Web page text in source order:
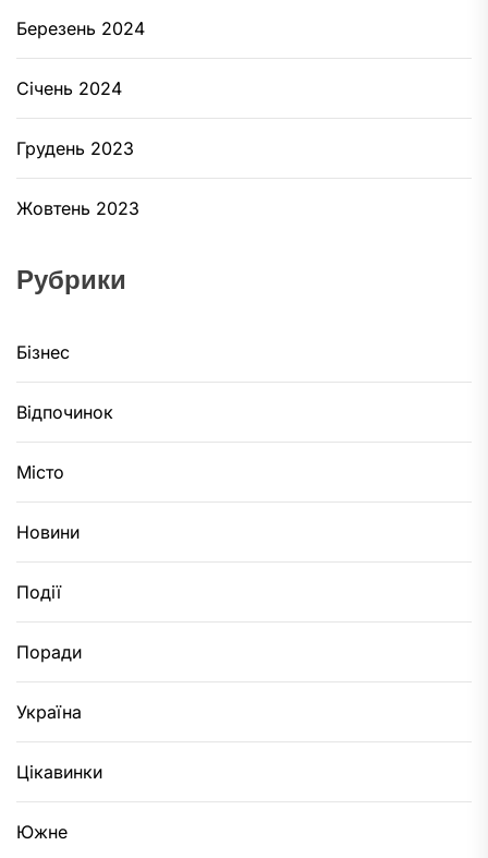
Березень 2024
Січень 2024
Грудень 2023
Жовтень 2023
Рубрики
Бізнес
Відпочинок
Місто
Новини
Події
Поради
Україна
Цікавинки
Южне